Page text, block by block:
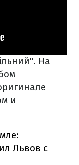
На
и
Львов с